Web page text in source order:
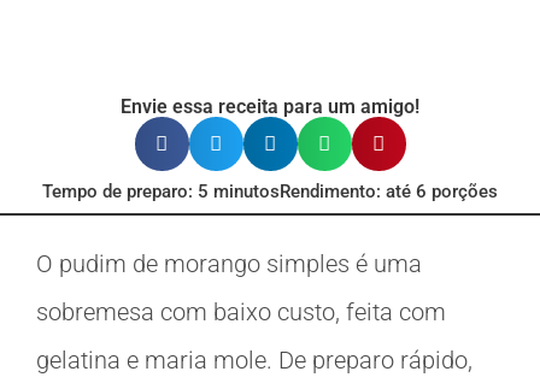
Envie essa receita para um amigo!
Tempo de preparo: 5 minutosRendimento: até 6 porções
O pudim de morango simples é uma
sobremesa com baixo custo, feita com
gelatina e maria mole. De preparo rápido,